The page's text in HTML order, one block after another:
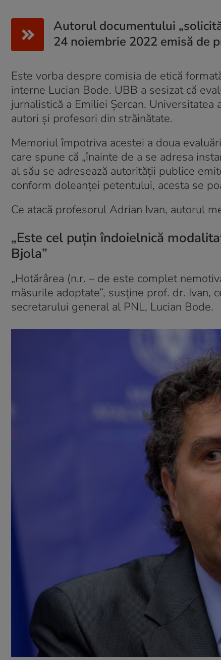
Autorul documentului
24 noiembrie 2022 emisă de
Este vorba despre comisia de etică
interne Lucian Bode. UBB a sesizat că
jurnalistică a Emiliei Șercan. Universitatea
autori și profesori din străinătate.
Memoriul împotriva acestei a doua
care spune că „înainte de a se adresa
al său se adresează autorității publice
conform doleanței petentului, acesta se
Ce atacă profesorul Adrian Ivan, autorul
„Este cel puțin îndoielnică
Bjola”
„Hotărârea (n.r. – de este complet
măsurile adoptate”, susține prof. dr. Ivan,
secretarului general al PNL, Lucian Bode.